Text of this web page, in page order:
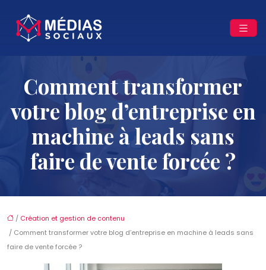
Comment transformer
votre blog d’entreprise en
machine à leads sans
faire de vente forcée ?
/ Création et gestion de contenu
/ Comment transformer votre blog d’entreprise en machine à leads sans
faire de vente forcée ?